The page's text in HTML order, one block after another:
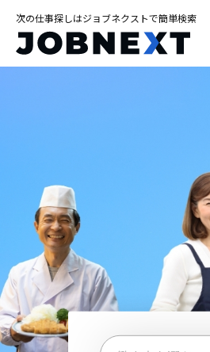
次の仕事探しはジョブネクストで簡単検索